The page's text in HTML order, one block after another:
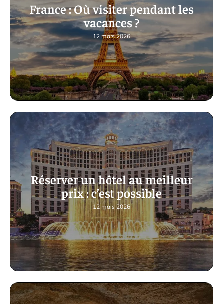
France : Où visiter pendant les
vacances ?
12 mars 2026
Réserver un hôtel au meilleur
prix : c’est possible
12 mars 2026